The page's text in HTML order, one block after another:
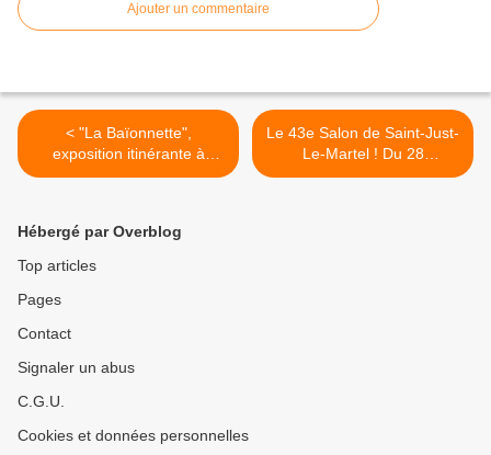
Ajouter un commentaire
< "La Baïonnette",
exposition itinérante à
louer/imprimer
Le 43e Salon de Saint-Just-
Le-Martel ! Du 28
septembre au 6 octobre
Hébergé par Overblog
Top articles
Pages
Contact
Signaler un abus
C.G.U.
Cookies et données personnelles